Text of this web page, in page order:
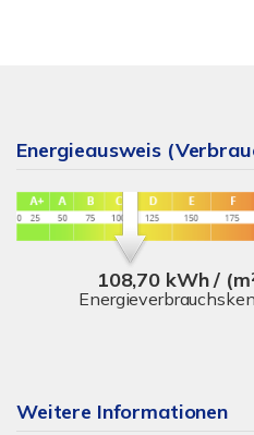
Energieausweis
108,70 kWh /
Weitere Informationen